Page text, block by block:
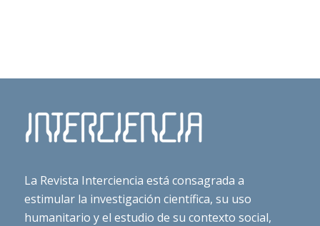
La Revista Interciencia está consagrada a
estimular la investigación científica, su uso
humanitario y el estudio de su contexto social,